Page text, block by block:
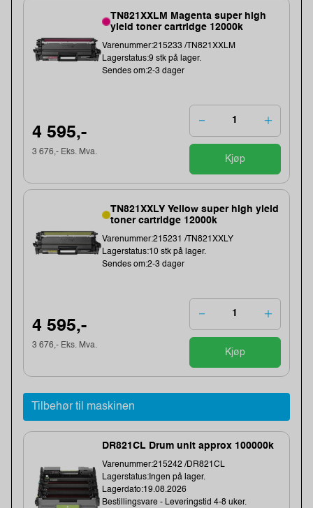
TN821XXLM Magenta super high
yield toner cartridge 12000k
Varenummer:215233 /TN821XXLM
Lagerstatus:9 stk på lager.
Sendes om:2-3 dager
4 595,-
3 676,- Eks. Mva.
Kjøp
TN821XXLY Yellow super high yield
toner cartridge 12000k
Varenummer:215231 /TN821XXLY
Lagerstatus:10 stk på lager.
Sendes om:2-3 dager
4 595,-
3 676,- Eks. Mva.
Kjøp
Tilbehør til maskinen
DR821CL Drum unit approx 100000k
Varenummer:215242 /DR821CL
Lagerstatus:Ingen på lager.
Lagerdato:19.08.2026
Bestillingsvare - Leveringstid 4-8 uker.